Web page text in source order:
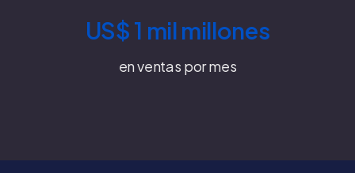
US$ 1 mil millones
en ventas por mes